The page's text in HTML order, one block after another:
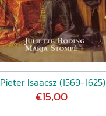
Pieter Isaacsz (1569-1625)
€15,00